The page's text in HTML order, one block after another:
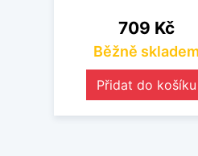
Cena
709 Kč
Běžně skladem
Přidat do košíku